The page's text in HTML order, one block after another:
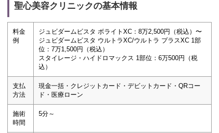
聖心美容クリニックの基本情報
料金
例
ジュビダームビスタ ボライトXC：8万2,500円（税込）〜
ジュビダームビスタ ウルトラXC/ウルトラ プラスXC 1部
位：7万1,500円（税込）
スタイレージ・ハイドロマックス 1部位：6万500円（税
込）
支払
方法
現金一括・クレジットカード・デビットカード・QRコー
ド・医療ローン
施術
時間
5分～